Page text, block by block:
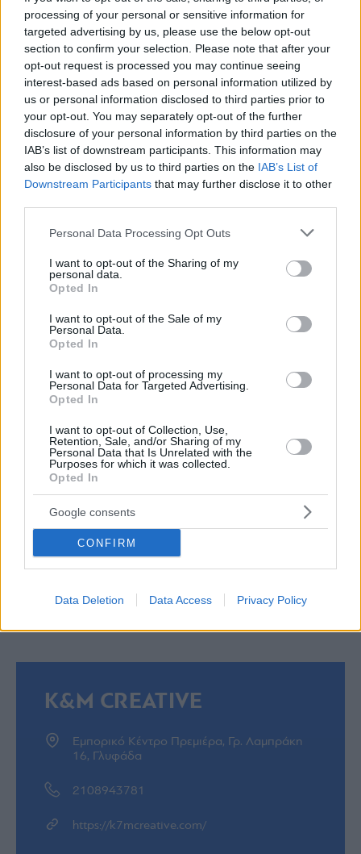
processing of your personal or sensitive information for
targeted advertising by us, please use the below opt-out
section to confirm your selection. Please note that after your
opt-out request is processed you may continue seeing
interest-based ads based on personal information utilized by
us or personal information disclosed to third parties prior to
your opt-out. You may separately opt-out of the further
disclosure of your personal information by third parties on the
IAB’s list of downstream participants. This information may
also be disclosed by us to third parties on the IAB’s List of
Downstream Participants that may further disclose it to other
Please note that this website/app uses one or more Google
not limited to your visit or usage behaviour. You may click to
grant or deny consent to Google and its third-party tags to
use your data for below specified purposes in below Google
consent section.
Personal Data Processing Opt Outs
I want to opt-out of the Sharing of my
personal data.
Opted In
I want to opt-out of the Sale of my
Personal Data.
Opted In
I want to opt-out of processing my
Personal Data for Targeted Advertising.
Opted In
I want to opt-out of Collection, Use,
Retention, Sale, and/or Sharing of my
Personal Data that Is Unrelated with the
Purposes for which it was collected.
Opted In
Google consents
CONFIRM
Data Deletion Data Access Privacy Policy
προσωπικότητες – από παίκτες του NBA και
δισεκατομμυριούχους μέχρι μέλη βασιλικών
οικογενειών της Μέσης Ανατολής.
Μεγαλωμένος στον Αστέρα Βουλιαγμένης και με
πρότυπο τον θείο του, Γρηγόρη Κασιδόκωστα, ο
Δημήτρης Κασιδόκωστας οραματίζεται να
συνεισφέρει στην επιστροφή της αίγλης των παλιών
της οικογένειάς του έκαναν μαθήματα σκι σε
διακεκριμένες προσωπικότητες του διεθνούς jet-
set όπως η Brigitte Bardot, ο Frank Sinatra και
ο Neil Armstrong.
Και οι δυο νεαροί επιχειρηματίες, σχεδιάζουν να
συνεισφέρουν ακόμα περισσότερο στην ανάδειξη της
της πανδημίας, τόσο σε επίπεδο επιχειρηματικών
δραστηριοτήτων, όσο και μέσα από δράσεις που
ωφελούν την κοινότητα συλλογικά.
Γιατί, σύμφωνα με τους ίδιους, μπορεί η δεκαετία των
εκτείνεται μπροστά μας και το ταξίδι μόλις ξεκίνησε.
K&M CREATIVE
Εμπορικό Κέντρο Πρεμιέρα, Γρ. Λαμπράκη
16, Γλυφάδα
2108943781
https://k7mcreative.com/